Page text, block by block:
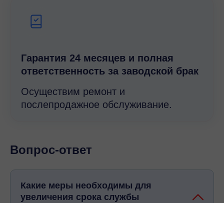
Гарантия 24 месяцев и полная
ответственность за заводской брак
Осуществим ремонт и
послепродажное обслуживание.
Вопрос-ответ
Какие меры необходимы для
увеличения срока службы